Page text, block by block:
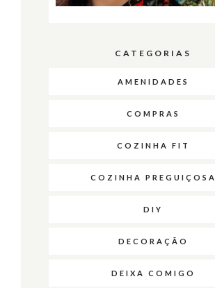
CATEGORIAS
AMENIDADES
COMPRAS
COZINHA FIT
COZINHA PREGUIÇOSA
DIY
DECORAÇÃO
DEIXA COMIGO